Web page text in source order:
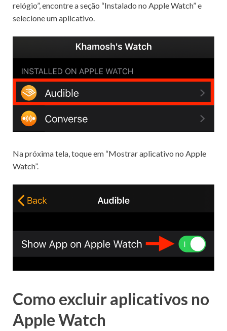
relógio”, encontre a seção “Instalado no Apple Watch” e
selecione um aplicativo.
Na próxima tela, toque em “Mostrar aplicativo no Apple
Watch”.
Como excluir aplicativos no
Apple Watch